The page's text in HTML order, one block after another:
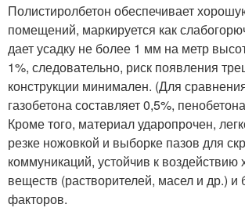
Полистиролбетон обеспечивает
помещений, маркируется как
дает усадку не более 1 мм на метр
1%, следовательно, риск появления
конструкции минимален. (Для
газобетона составляет 0,5%,
Кроме того, материал ударопрочен,
резке ножовкой и выборке пазов для
коммуникаций, устойчив к воздействию
веществ (растворителей, масел и др.) и
факторов.